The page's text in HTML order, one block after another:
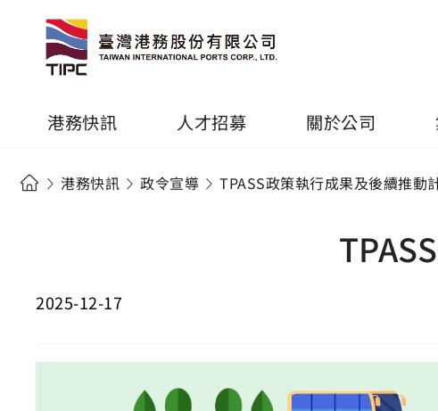
港務快訊 人才招募 關於公司
港務快訊 政令宣導 TPASS政策執行成果及後續推動
2025-12-17